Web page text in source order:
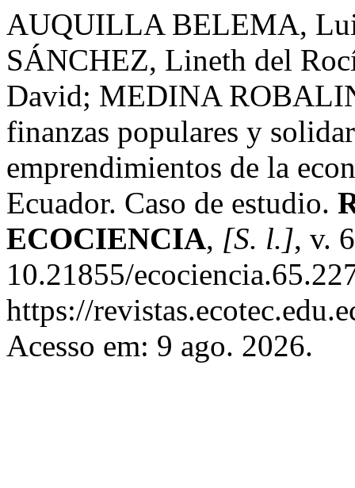
AUQUILLA BELEMA,
SÁNCHEZ, Lineth del
David; MEDINA
finanzas populares y
emprendimientos de la
Ecuador. Caso de estudio.
ECOCIENCIA, [S. l.], v.
10.21855/
https://
Acesso em: 9 ago. 2026.